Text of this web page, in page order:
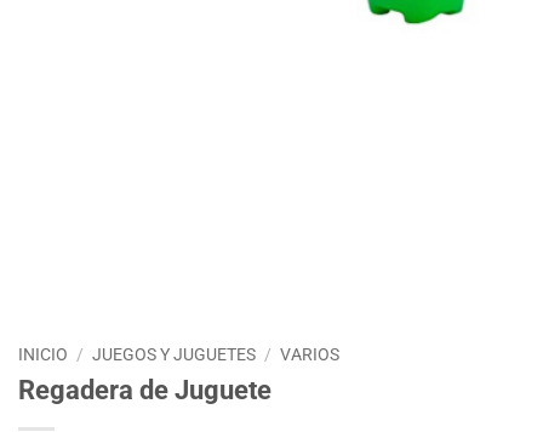
INICIO / JUEGOS Y JUGUETES / VARIOS
Regadera de Juguete